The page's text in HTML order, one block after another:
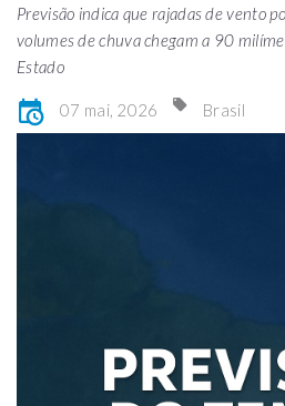
Previsão indica que rajadas de vento
volumes de chuva chegam a 90
Estado
07 mai, 2026 Brasil